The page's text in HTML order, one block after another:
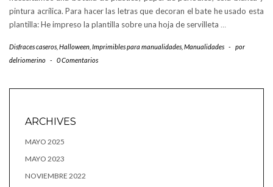
pintura acrílica. Para hacer las letras que decoran el bate he usado esta
plantilla: He impreso la plantilla sobre una hoja de servilleta …
Disfraces caseros Halloween Imprimibles para manualidades Manualidades -
por
delriomerino - 0 Comentarios
ARCHIVES
MAYO 2025
MAYO 2023
NOVIEMBRE 2022